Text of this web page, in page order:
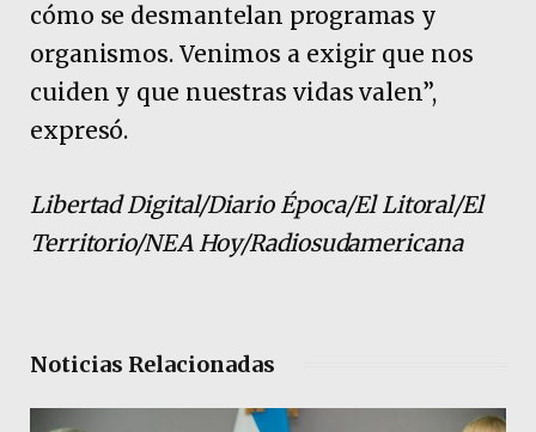
cómo se desmantelan programas y
organismos. Venimos a exigir que nos
cuiden y que nuestras vidas valen”,
expresó.
Libertad Digital/Diario Época/El Litoral/El
Territorio/NEA Hoy/Radiosudamericana
Noticias Relacionadas